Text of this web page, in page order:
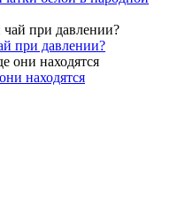
при давлении?
находятся